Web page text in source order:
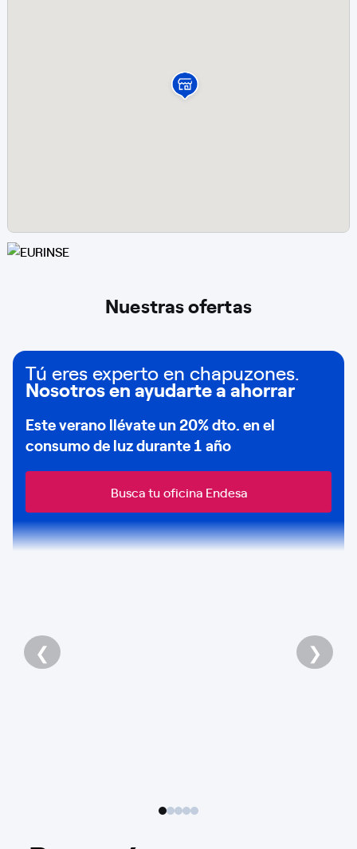
Nuestras ofertas
Tú eres experto en chapuzones.
Nosotros en ayudarte a ahorrar
Este verano llévate un20% dto. en el
consumo deluz durante 1 año
Busca tu oficina Endesa
❮ ❯